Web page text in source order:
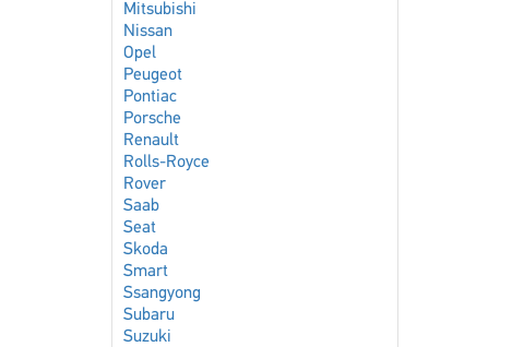
Mitsubishi
Nissan
Opel
Peugeot
Pontiac
Porsche
Renault
Rolls-Royce
Rover
Saab
Seat
Skoda
Smart
Ssangyong
Subaru
Suzuki